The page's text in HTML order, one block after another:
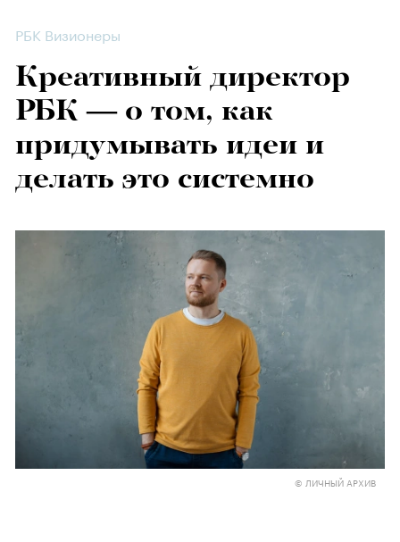
РБК Визионеры
Креативный директор
РБК — о том, как
придумывать идеи и
делать это системно
© ЛИЧНЫЙ АРХИВ